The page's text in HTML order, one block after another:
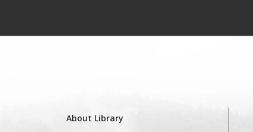
About Library